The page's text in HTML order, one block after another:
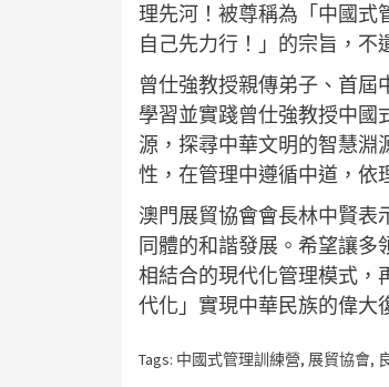
理先河！被尊稱為「中國式
自己先力行！」的宗旨，不
曾仕強教授親傳弟子、首屆
學習並實踐曾仕強教授中國
源，探尋中華文明的智慧淵
性，在管理中遵循中道，依
澳門展貿協會會長林中賢表
同體的和諧發展。希望讓
相結合的現代化管理模式，
代化」實現中華民族的偉大
Tags: 中國式管理訓練營, 展貿協會,